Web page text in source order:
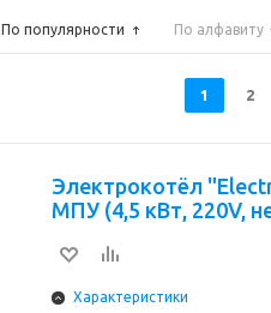
По популярности По алфавиту
1 2
Электрокотёл
МПУ (4,5 кВт, 220V,
Характеристики